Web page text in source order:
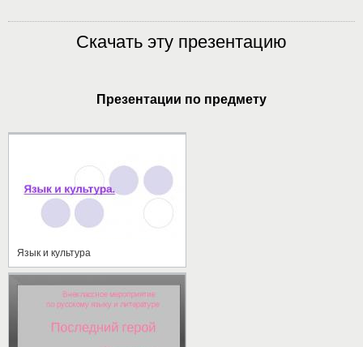
Скачать эту презентацию
Презентации по предмету
Язык и культура